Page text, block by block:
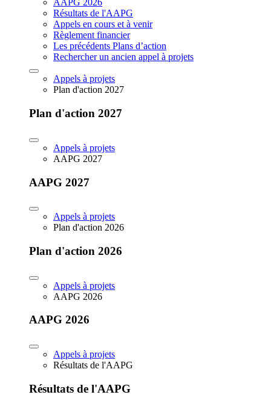
AAPG 2026
Résultats de l'AAPG
Appels en cours et à venir
Règlement financier
Les précédents Plans d’action
Rechercher un ancien appel à projets
Appels à projets
Plan d'action 2027
Plan d'action 2027
Appels à projets
AAPG 2027
AAPG 2027
Appels à projets
Plan d'action 2026
Plan d'action 2026
Appels à projets
AAPG 2026
AAPG 2026
Appels à projets
Résultats de l'AAPG
Résultats de l'AAPG